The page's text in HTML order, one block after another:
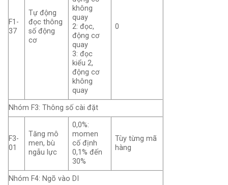
F1-
37
Tự động
đọc thông
số động
cơ
không
quay
2: đọc,
động cơ
quay
3: đọc
kiểu 2,
động cơ
không
quay
0
Nhóm F3: Thông số cài đặt
F3-
01
Tăng mô
men, bù
ngẫu lực
0,0%:
momen
cố định
0,1% đến
30%
Tùy từng mã
hàng
Nhóm F4: Ngõ vào DI